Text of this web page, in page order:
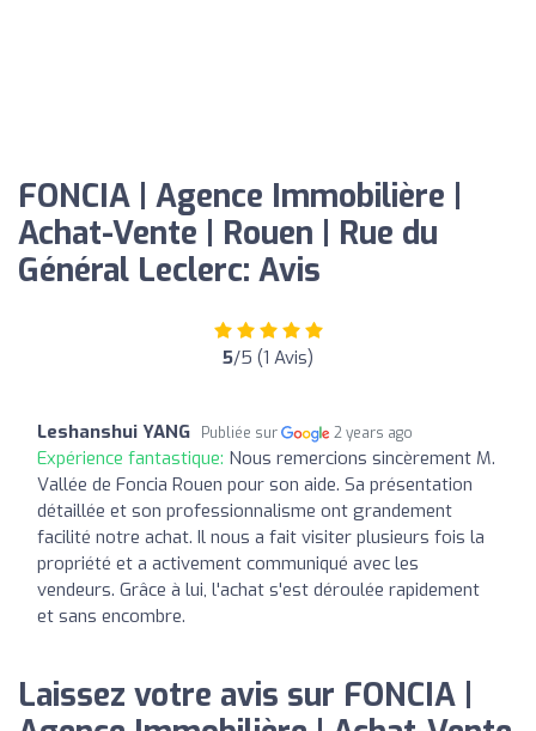
FONCIA | Agence Immobilière |
Achat-Vente | Rouen | Rue du
Général Leclerc: Avis
5/5 (1 Avis)
Leshanshui YANG Publiée sur 2 years ago
Expérience fantastique: Nous remercions sincèrement M.
Vallée de Foncia Rouen pour son aide. Sa présentation
détaillée et son professionnalisme ont grandement
facilité notre achat. Il nous a fait visiter plusieurs fois la
propriété et a activement communiqué avec les
vendeurs. Grâce à lui, l'achat s'est déroulée rapidement
et sans encombre.
Laissez votre avis sur FONCIA |